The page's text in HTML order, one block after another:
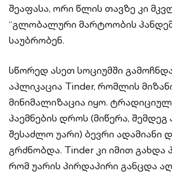
შეაფასა, ორი წლის თავზე კი
“გლობალური მარტოობის
საუბრობენ.
სწორედ ასეთ სოციუმში
აპლიკაცია Tinder, რომლის
მინიმალიზაცია იყო.
პაემნების დროს (მიწერა,
შესაძლო უარი) ბევრი ადამიანი
გრძნობდა. Tinder კი იმით
რომ უარის პირდაპირი განცდა